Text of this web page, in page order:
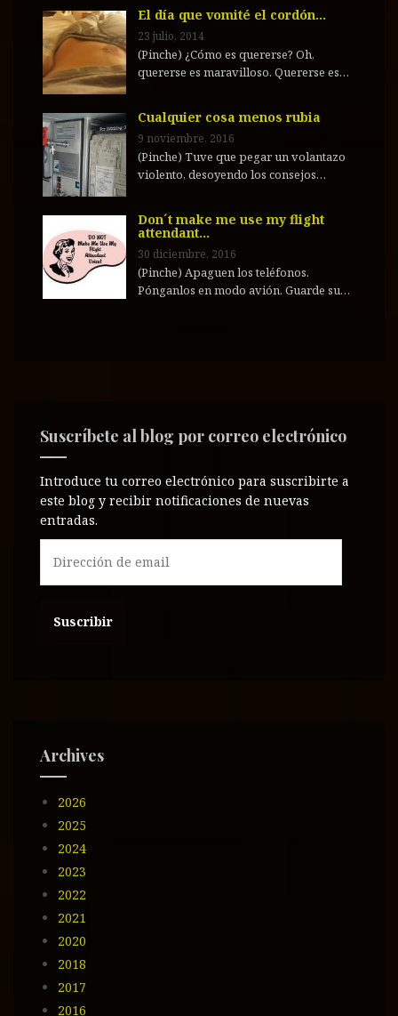
El día que vomité el cordón…
23 julio, 2014
(Pinche) ¿Cómo es quererse? Oh,
quererse es maravilloso. Quererse es…
Cualquier cosa menos rubia
9 noviembre, 2016
(Pinche) Tuve que pegar un volantazo
violento, desoyendo los consejos…
Don´t make me use my flight
attendant…
30 diciembre, 2016
(Pinche) Apaguen los teléfonos.
Pónganlos en modo avión. Guarde su…
Suscríbete al blog por correo electrónico
Introduce tu correo electrónico para suscribirte a
este blog y recibir notificaciones de nuevas
entradas.
r
e
m
a
i
Archives
2026
2025
2024
2023
2022
2021
2020
2018
2017
2016